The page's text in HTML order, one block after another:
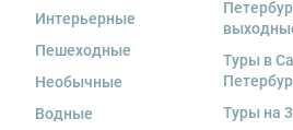
Вы также можете ближе
7. Пожалуйста, не
8. Турфирма имеет право
в связи с
низкими или высокими
если экскурсионная
Интерьерные
Пешеходные
Необычные
Водные
Туры в
Туры на